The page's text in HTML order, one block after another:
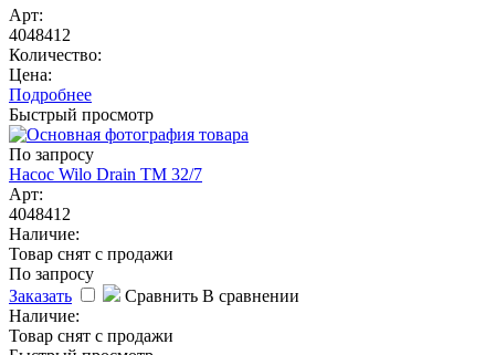
Арт:
4048412
Количество:
Цена:
Подробнее
Быстрый просмотр
По запросу
Насос Wilo Drain TM 32/7
Арт:
4048412
Наличие:
Товар снят с продажи
По запросу
Заказать
Сравнить В сравнении
Наличие:
Товар снят с продажи